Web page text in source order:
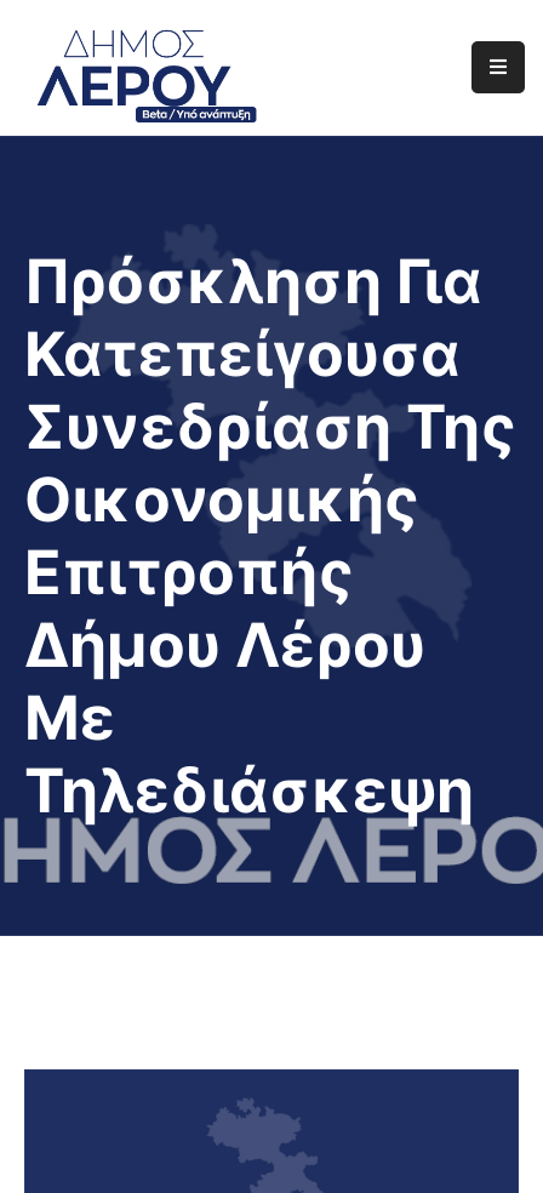
Αρχική
Διαφάνεια
Το
Νησί
Μας
Πρόσκληση Για
Κατεπείγουσα
Συνεδρίαση Της
Οικονομικής
Επιτροπής
Δήμου Λέρου
Με
Τηλεδιάσκεψη